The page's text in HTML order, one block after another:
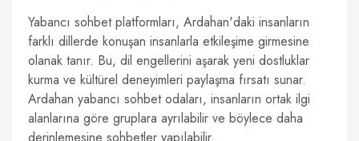
Yabancı sohbet platformları, Ardahan'daki insanların
farklı dillerde konuşan insanlarla etkileşime girmesine
olanak tanır. Bu, dil engellerini aşarak yeni dostluklar
kurma ve kültürel deneyimleri paylaşma fırsatı sunar.
Ardahan yabancı sohbet odaları, insanların ortak ilgi
alanlarına göre gruplara ayrılabilir ve böylece daha